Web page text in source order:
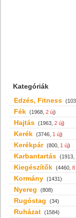
Kategóriák
Edzés, Fitness
Fék (1968, 2 új)
Hajtás (1963, 2 új)
Kerék (3746, 1 új)
Kerékpár (800, 1 új)
Karbantartás (1913,
Kiegészítők (4460, 8
Kormány (1431)
Nyereg (808)
Rugóstag (34)
Ruházat (1584)